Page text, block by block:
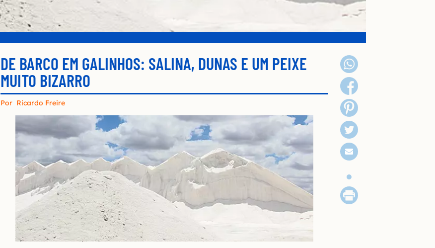
DE BARCO EM GALINHOS: SALINA, DUNAS E UM PEIXE
MUITO BIZARRO
Por Ricardo Freire